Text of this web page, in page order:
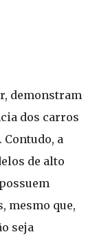
demonstram
dos carros
Contudo, a
de alto
mesmo que,
seja